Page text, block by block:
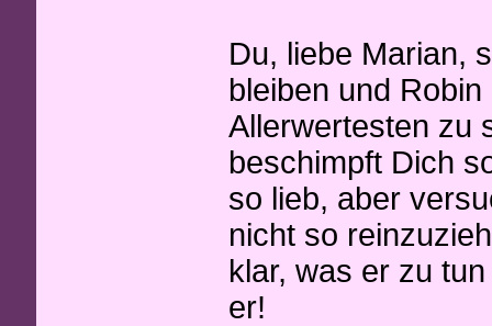
Du, liebe Marian,
bleiben und
Allerwertesten zu
beschimpft Dich
so lieb, aber
nicht so
klar, was er zu
er!